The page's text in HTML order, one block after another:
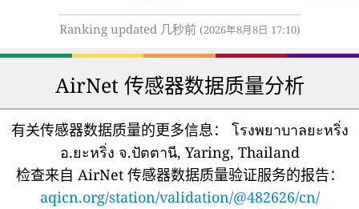
Ranking updated 几秒前 (2026年8月8日 17:10)
AirNet 传感器数据质量分析
有关传感器数据质量的更多信息：
โรงพยาบาลยะหริ่ง
อ.ยะหริ่ง จ.ปัตตานี, Yaring, Thailand
检查来自 AirNet 传感器数据质量验证服务的报告：
aqicn.org/station/validation/@482626/cn/